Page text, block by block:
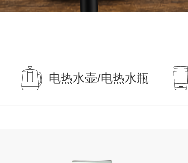
电热水壶/电热水瓶